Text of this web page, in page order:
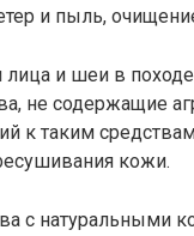
и пыль,
и шеи в
не содержащие
к таким
кожи.
с натуральными